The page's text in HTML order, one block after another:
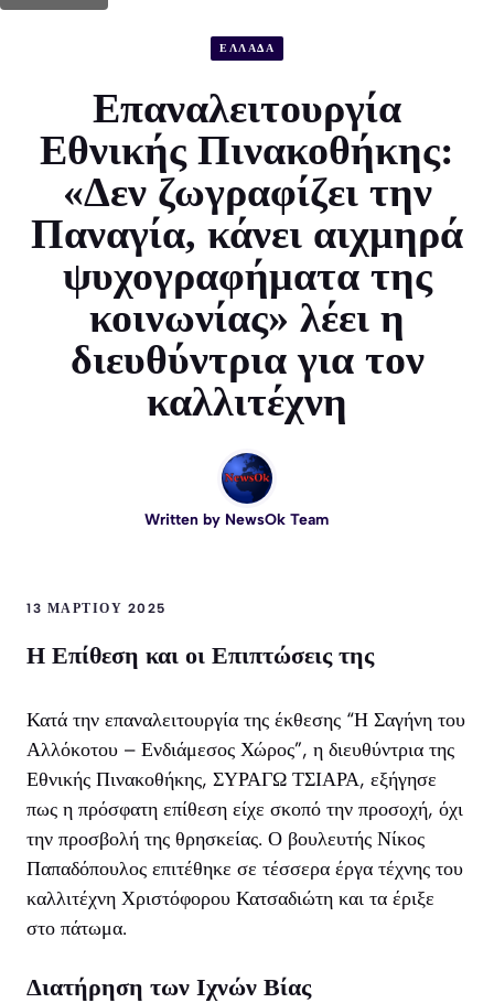
ΕΛΛΑΔΑ
Επαναλειτουργία
Εθνικής Πινακοθήκης:
«Δεν ζωγραφίζει την
Παναγία, κάνει αιχμηρά
ψυχογραφήματα της
κοινωνίας» λέει η
διευθύντρια για τον
καλλιτέχνη
Written by NewsOk Team
13 ΜΑΡΤΊΟΥ 2025
Η Επίθεση και οι Επιπτώσεις της
Κατά την επαναλειτουργία της έκθεσης “Η Σαγήνη του
Αλλόκοτου – Ενδιάμεσος Χώρος”, η διευθύντρια της
Εθνικής Πινακοθήκης, ΣΥΡΑΓΩ ΤΣΙΑΡΑ, εξήγησε
πως η πρόσφατη επίθεση είχε σκοπό την προσοχή, όχι
την προσβολή της θρησκείας. Ο βουλευτής Νίκος
Παπαδόπουλος επιτέθηκε σε τέσσερα έργα τέχνης του
καλλιτέχνη Χριστόφορου Κατσαδιώτη και τα έριξε
στο πάτωμα.
Διατήρηση των Ιχνών Βίας